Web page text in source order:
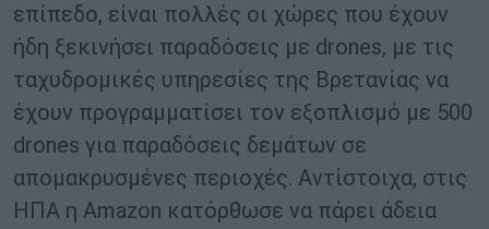
επίπεδο, είναι πολλές οι χώρες που έχουν
ήδη ξεκινήσει παραδόσεις με drones, με τις
ταχυδρομικές υπηρεσίες της Βρετανίας να
έχουν προγραμματίσει τον εξοπλισμό με 500
drones για παραδόσεις δεμάτων σε
απομακρυσμένες περιοχές. Αντίστοιχα, στις
ΗΠΑ η Amazon κατόρθωσε να πάρει άδεια